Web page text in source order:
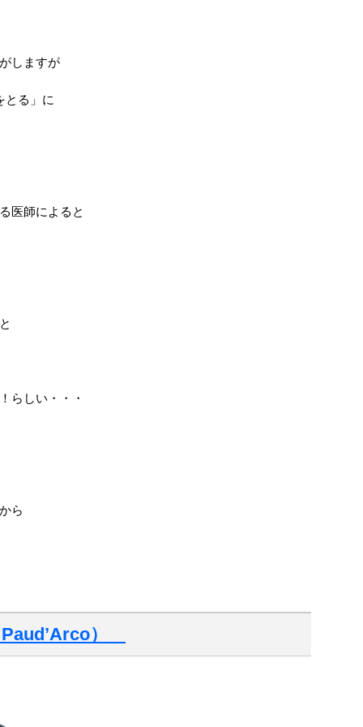
しますが
とる」に
医師によると
らしい・・・
ら
）